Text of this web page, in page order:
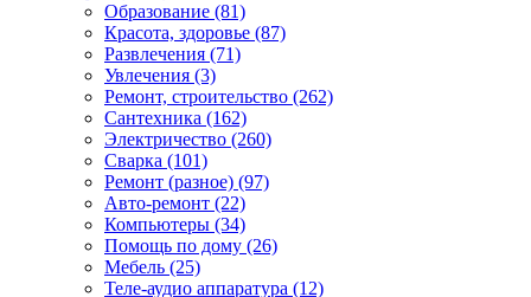
Образование (81)
Красота, здоровье (87)
Развлечения (71)
Увлечения (3)
Ремонт, строительство (262)
Сантехника (162)
Электричество (260)
Сварка (101)
Ремонт (разное) (97)
Авто-ремонт (22)
Компьютеры (34)
Помощь по дому (26)
Мебель (25)
Теле-аудио аппаратура (12)